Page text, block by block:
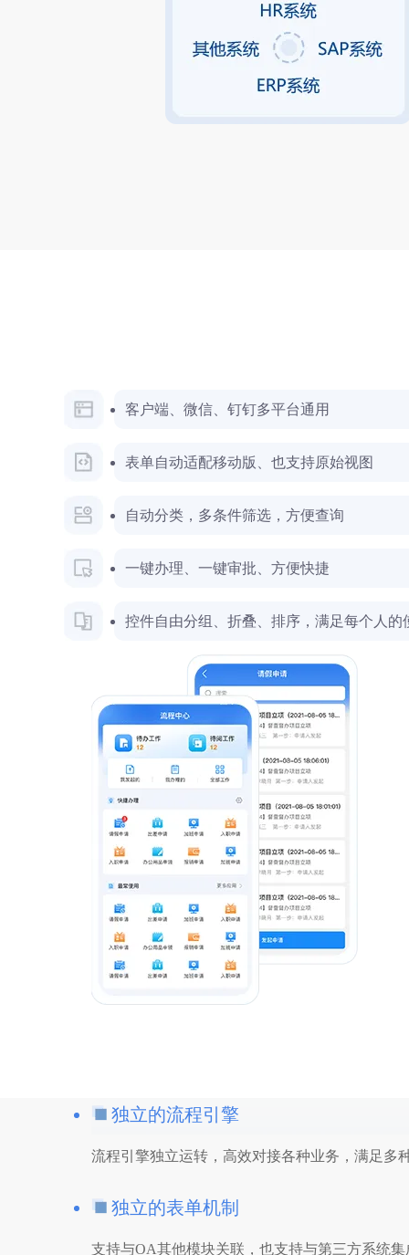
客户端、微信、钉钉多平台通用
表单自动适配移动版、也支持原始视图
自动分类，多条件筛选，方便查询
一键办理、一键审批、方便快捷
控件自由分组、折叠、排序，满足每个人
独立的流程引擎
流程引擎独立运转，高效对接各种业务，满足多
独立的表单机制
支持与OA其他模块关联，也支持与第三方系统集